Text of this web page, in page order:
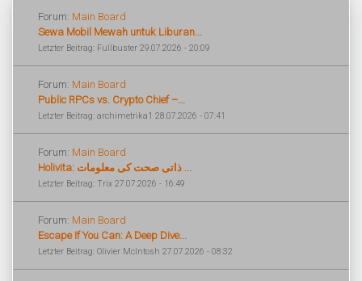
Forum: Main Board
Sewa Mobil Mewah untuk Liburan...
Letzter Beitrag: Fullbuster 29.07.2026 - 20:09
Forum: Main Board
Public RPCs vs. Crypto Chief –...
Letzter Beitrag: archimetrika1 28.07.2026 - 07:41
Forum: Main Board
Holivita: ذاتی صحت کی معلومات ...
Letzter Beitrag: Trix 27.07.2026 - 16:49
Forum: Main Board
Escape If You Can: A Deep Dive...
Letzter Beitrag: Olivier McIntosh 27.07.2026 - 08:32